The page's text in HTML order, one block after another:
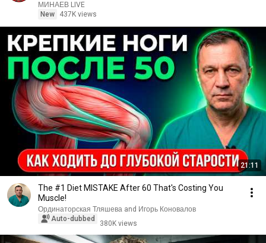
МИНАЕВ LIVE
New
437K views
21:11
The #1 Diet MISTAKE After 60 That's Costing You
Muscle!
Ординаторская Тляшева and Игорь Коновалов
Auto-dubbed
380K views